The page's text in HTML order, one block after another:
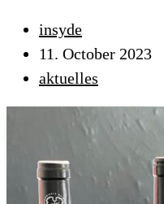
Post
author:
insyde
Post
published:
11. October 2023
Post
aktuelles